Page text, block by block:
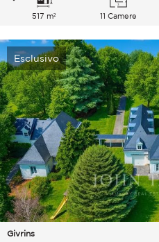
517 m² 11 Camere
Esclusivo
Givrins